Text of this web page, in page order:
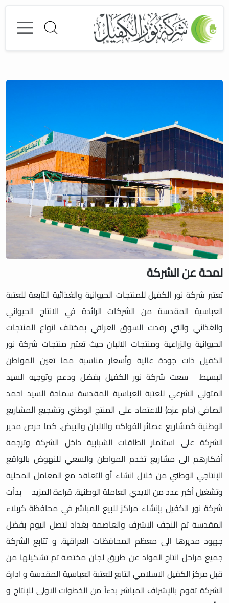
لمحة عن الشركة
تعتبر شركة نور الكفيل للمنتجات الحيوانية والغذائية التابعة للعتبة
العباسية المقدسة من الشركات الرائدة في الانتاج الحيواني
والغذائي والتي رفدت السوق العراقي بمختلف انواع المنتجات
الحيوانية والزراعية ومنتجات الالبان حيث تعتبر منتجات شركة نور
الكفيل ذات جودة عالية وأسعار مناسبة مما تعين المواطن
البسيط. سعت شركة نور الكفيل بفضل ودعم وتوجيه السيد
المتولي الشرعي للعتبة العباسية المقدسة سماحة السيد احمد
الصافي (دام عزه) للاعتماد على المنتج الوطني وتشجيع المشاريع
الوطنية كمشاريع عصائر الفواكه والالبان والبيض. كما حرص مدير
الشركة على استثمار الطاقات الشبابية داخل الشركة وترجمة
أفكارهم الى مشاريع تخدم المواطن والسعي للنهوض بالواقع
الإنتاجي الوطني من خلال انشاء أو التعاقد مع المعامل المحلية
وتشغيل أكبر عدد من الايدي العاملة الوطنية. قراءة المزيد بدأت
شركة نور الكفيل بإنشاء مراكز للبيع المباشر في محافظة كربلاء
المقدسة ثم النجف الاشرف والعاصمة بغداد لتصل اليوم بفضل
جهود مديرها الى معظم المحافظات العراقية. و تتابع الشركة
جميع مراحل انتاج المواد عن طريق لجان مختصة تم تشكيلها من
قبل مركز الكفيل الاسلامي التابع للعتبة العباسية المقدسة و ادارة
الشركة تقوم بالإشراف المباشر بدءاً من الخطوات الاولى للإنتاج و